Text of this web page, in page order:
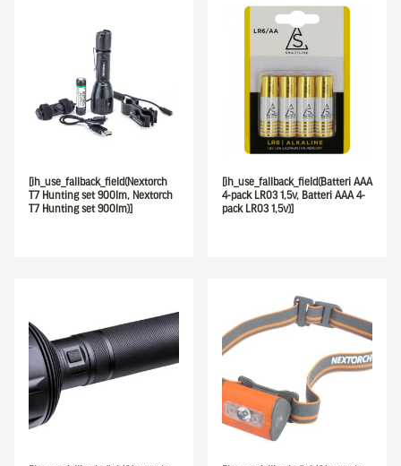
[ih_use_fallback_field(Nextorch
T7 Hunting set 900lm, Nextorch
T7 Hunting set 900lm)]
[ih_use_fallback_field(Batteri AAA
4-pack LR03 1,5v, Batteri AAA 4-
pack LR03 1,5v)]